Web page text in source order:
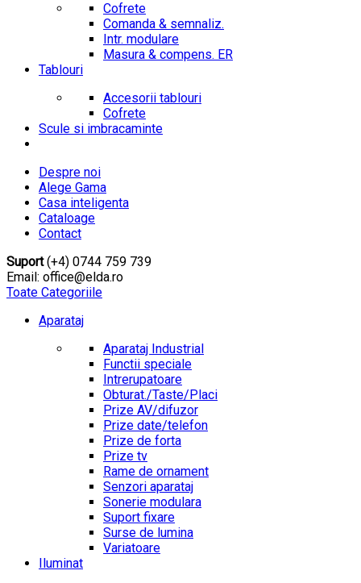
Cofrete
Comanda & semnaliz.
Intr. modulare
Masura & compens. ER
Tablouri
Accesorii tablouri
Cofrete
Scule si imbracaminte
Despre noi
Alege Gama
Casa inteligenta
Cataloage
Contact
Suport(+4) 0744 759 739
Email: office@elda.ro
Toate Categoriile
Aparataj
Aparataj Industrial
Functii speciale
Intrerupatoare
Obturat./Taste/Placi
Prize AV/difuzor
Prize date/telefon
Prize de forta
Prize tv
Rame de ornament
Senzori aparataj
Sonerie modulara
Suport fixare
Surse de lumina
Variatoare
Iluminat